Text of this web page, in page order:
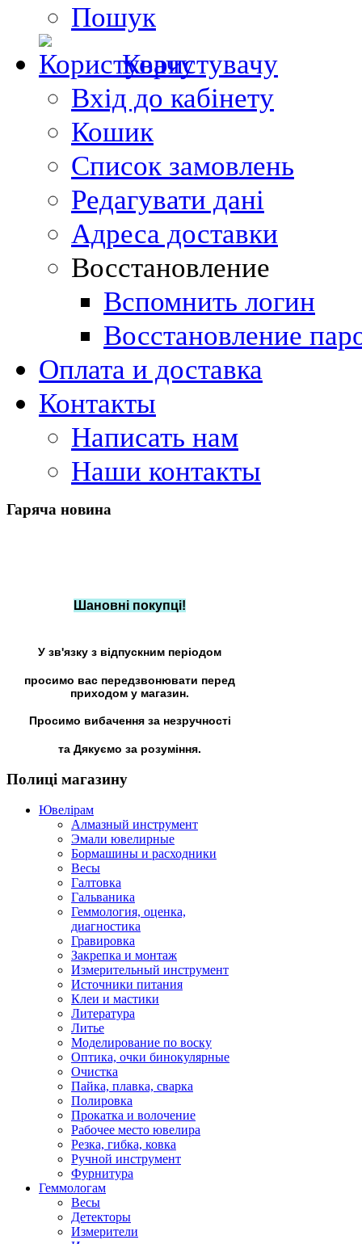
Пошук
Користувачу
Вхід до кабінету
Кошик
Список замовлень
Редагувати дані
Адреса доставки
Восстановление
Вспомнить логин
Восстановление
Оплата и доставка
Контакты
Написать нам
Наши контакты
Гаряча новина
Шановні покупці!
У зв'язку з відпускним періодом
просимо вас передзвонювати перед
приходом у магазин.
Просимо вибачення за незручності
та Дякуємо за розуміння.
Полиці магазину
Ювелірам
Алмазный инструмент
Эмали ювелирные
Бормашины и расходники
Весы
Галтовка
Гальваника
Геммология, оценка,
диагностика
Гравировка
Закрепка и монтаж
Измерительный инструмент
Источники питания
Клеи и мастики
Литература
Литье
Моделирование по воску
Оптика, очки бинокулярные
Очистка
Пайка, плавка, сварка
Полировка
Прокатка и волочение
Рабочее место ювелира
Резка, гибка, ковка
Ручной инструмент
Фурнитура
Геммологам
Весы
Детекторы
Измерители